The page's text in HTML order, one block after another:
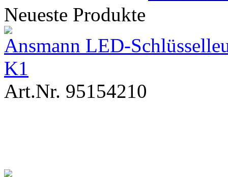
Neueste Produkte
Ansmann LED-
K1
Art.Nr. 95154210